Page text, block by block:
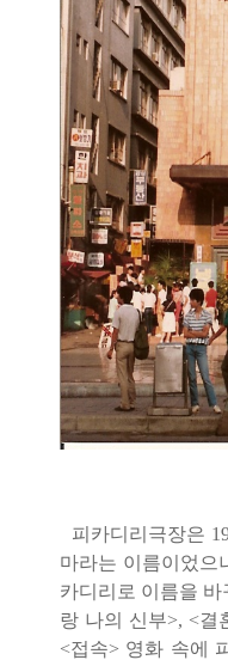
피카디리극장은
마라는 이 름이었으
카디리로 이름을
랑 나의 신부>, <결
<접속> 영화 속에